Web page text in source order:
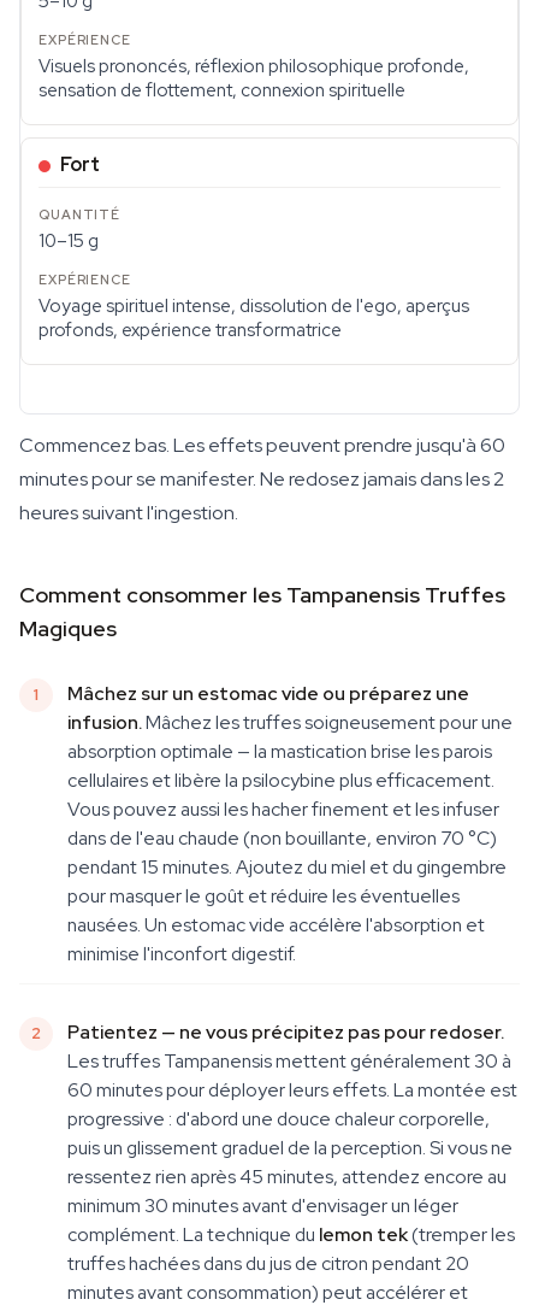
Visuels prononcés, réflexion philosophique profonde,
sensation de flottement, connexion spirituelle
Fort
10–15 g
Voyage spirituel intense, dissolution de l'ego, aperçus
profonds, expérience transformatrice
Commencez bas. Les effets peuvent prendre jusqu'à 60
minutes pour se manifester. Ne redosez jamais dans les 2
heures suivant l'ingestion.
Comment consommer les Tampanensis Truffes
Magiques
Mâchez sur un estomac vide ou préparez une
infusion.Mâchez les truffes soigneusement pour une
absorption optimale — la mastication brise les parois
cellulaires et libère la psilocybine plus efficacement.
Vous pouvez aussi les hacher finement et les infuser
dans de l'eau chaude (non bouillante, environ 70 °C)
pendant 15 minutes. Ajoutez du miel et du gingembre
pour masquer le goût et réduire les éventuelles
nausées. Un estomac vide accélère l'absorption et
minimise l'inconfort digestif.
Patientez — ne vous précipitez pas pour redoser.
Les truffes Tampanensis mettent généralement 30 à
60 minutes pour déployer leurs effets. La montée est
progressive : d'abord une douce chaleur corporelle,
puis un glissement graduel de la perception. Si vous ne
ressentez rien après 45 minutes, attendez encore au
minimum 30 minutes avant d'envisager un léger
complément. La technique du lemon tek(tremper les
truffes hachées dans du jus de citron pendant 20
minutes avant consommation) peut accélérer et